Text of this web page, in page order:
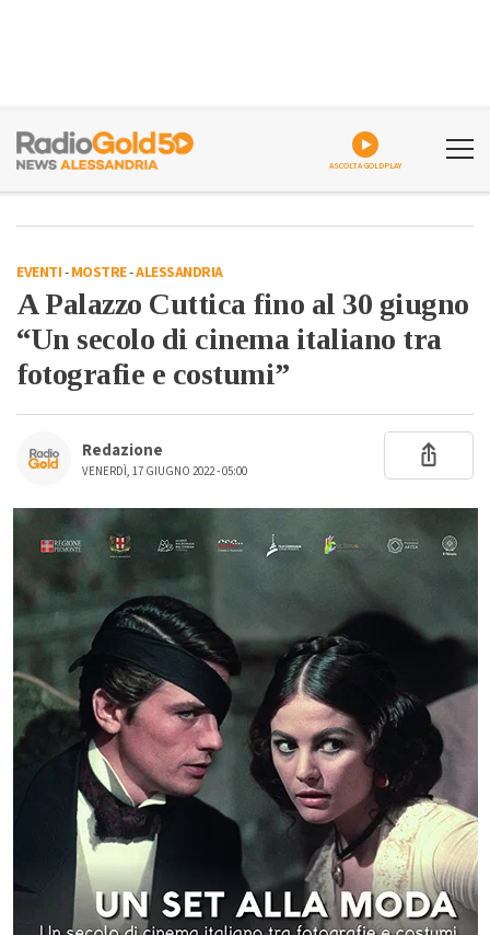
ASCOLTA GOLDPLAY
EVENTI-MOSTRE-ALESSANDRIA
A Palazzo Cuttica fino al 30 giugno
“Un secolo di cinema italiano tra
fotografie e costumi”
Redazione
VENERDÌ, 17 GIUGNO 2022 - 05:00